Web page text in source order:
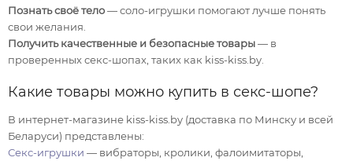
Познать своё тело— соло-игрушки помогают лучше понять
свои желания.
Получить качественные и безопасные товары— в
проверенных секс-шопах, таких как kiss-kiss.by.
Какие товары можно купить в секс-шопе?
В интернет-магазине kiss-kiss.by (доставка по Минску и всей
Беларуси) представлены:
Секс-игрушки — вибраторы, кролики, фалоимитаторы,